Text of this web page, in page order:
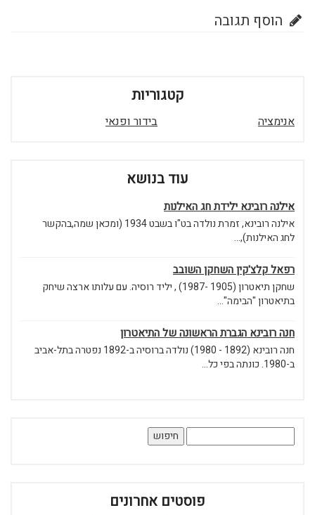
הוסף תגובה
קטגוריות
אנימציה בידור ופנאי
עוד בנושא
אילנה רובינא ילידת חג האילנות
אילנה רובינא, זמרת נולדה בט"ו בשבט 1934 (ומכאן שמה,בהקשר
לחג האילנות),...
רפאל קלצ'קין השחקן השובב
שחקן תיאטרון (1905 -1987) , יליד רוסיה. עם עלותו ארצה שיחק
בתיאטרון "הבימה"...
חנה רובינא הגברת הראשונה של התיאטרון
חנה רובינא (1892 - 1980) נולדה ברוסיה ב-1892 נפטרה בתל-אביב
ב-1980. כונתה בפי כל...
חיפוש:
פוסטים אחרונים